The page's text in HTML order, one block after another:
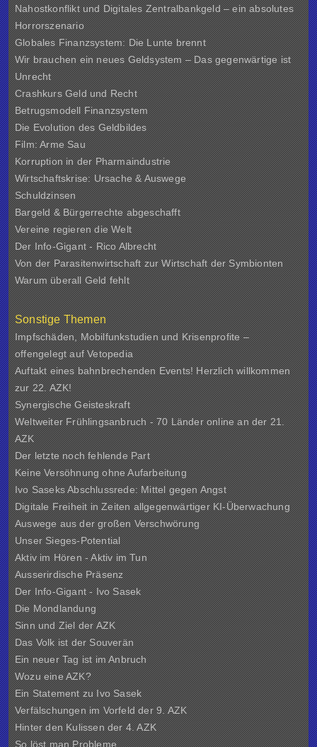
Nahostkonflikt und Digitales Zentralbankgeld – ein absolutes
Horrorszenario
Globales Finanzsystem: Die Lunte brennt
Wir brauchen ein neues Geldsystem – Das gegenwärtige ist
Unrecht
Crashkurs Geld und Recht
Betrugsmodell Finanzsystem
Die Evolution des Geldbildes
Film: Arme Sau
Korruption in der Pharmaindustrie
Wirtschaftskrise: Ursache & Auswege
Schuldzinsen
Bargeld & Bürgerrechte abgeschafft
Vereine regieren die Welt
Der Info-Gigant - Rico Albrecht
Von der Parasitenwirtschaft zur Wirtschaft der Symbionten
Warum überall Geld fehlt
Sonstige Themen
Impfschäden, Mobilfunkstudien und Krisenprofite –
offengelegt auf Vetopedia
Auftakt eines bahnbrechenden Events! Herzlich willkommen
zur 22. AZK!
Synergische Geisteskraft
Weltweiter Frühlingsanbruch - 70 Länder online an der 21.
AZK
Der letzte noch fehlende Part
Keine Versöhnung ohne Aufarbeitung
Ivo Saseks Abschlussrede: Mittel gegen Angst
Digitale Freiheit in Zeiten allgegenwärtiger KI-Überwachung
Auswege aus der großen Verschwörung
Unser Sieges-Potential
Aktiv im Hören - Aktiv im Tun
Ausserirdische Präsenz
Der Info-Gigant - Ivo Sasek
Die Mondlandung
Sinn und Ziel derAZK
Das Volk ist der Souverän
Ein neuer Tag ist im Anbruch
Wozu eine AZK?
Ein Statement zu Ivo Sasek
Verfälschungen im Vorfeld der 9. AZK
Hinter den Kulissen der4. AZK
So löst man Probleme